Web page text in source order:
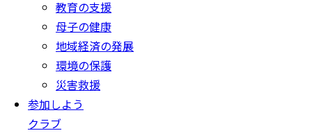
教育の支援
母子の健康
地域経済の発展
環境の保護
災害救援
参加しよう
クラブ